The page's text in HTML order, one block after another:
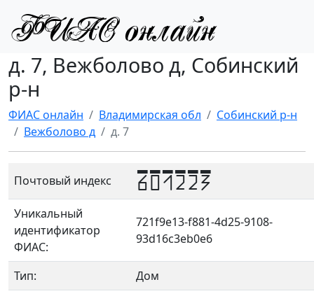
д. 7, Вежболово д, Собинский
р-н
ФИАС онлайн Владимирская обл
Собинский р-н
Вежболово д
д. 7
Почтовый индекс 601223
Уникальный
идентификатор
ФИАС:
721f9e13-f881-4d25-9108-
93d16c3eb0e6
Тип:
Дом